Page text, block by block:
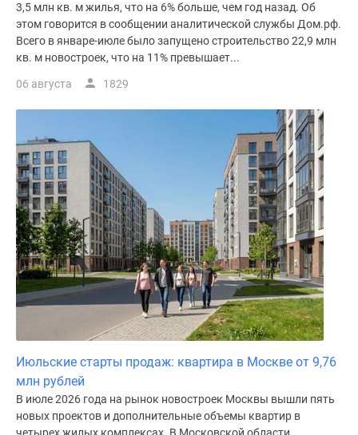
акции
Макс
3,5 млн кв. м жилья, что на 6% больше, чем год назад. Об
этом говорится в сообщении аналитической службы Дом.рф.
Всего в январе-июле было запущено строительство 22,9 млн
кв. м новостроек, что на 11% превышает...
06 августа 1829
Июльские старты продаж: квартира в Москве от 9,76
млн рублей
В июле 2026 года на рынок новостроек Москвы вышли пять
новых проектов и дополнительные объемы квартир в